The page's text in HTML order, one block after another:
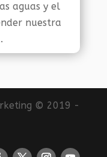
aguas y el
nuestra
© 2019 -